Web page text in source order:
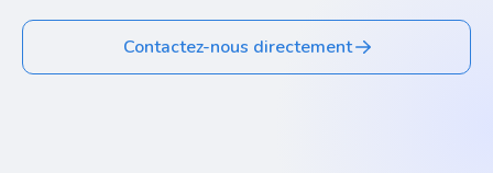
Contactez-nous directement